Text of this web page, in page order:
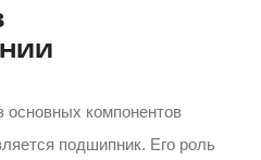
компонентов
подшипник. Его роль